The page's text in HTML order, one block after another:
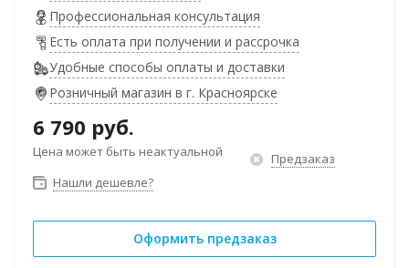
Профессиональная консультация
Есть оплата при получении и рассрочка
Удобные способы оплаты и доставки
Розничный магазин в г. Красноярске
6 790 руб.
Цена может быть неактуальной
Предзаказ
Нашли дешевле?
Оформить предзаказ